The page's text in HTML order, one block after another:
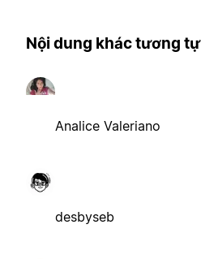
Nội dung khác tương tự
Analice Valeriano
desbyseb